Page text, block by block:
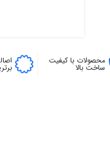
محصولات با کیفیت
ساخت بالا